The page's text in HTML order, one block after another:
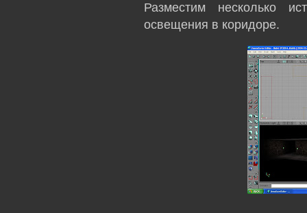
Разместим несколько
освещения в коридоре.